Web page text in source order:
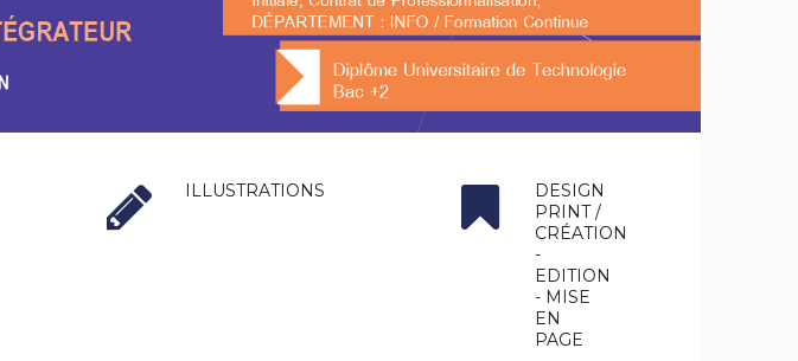
ILLUSTRATIONS
DESIGN
PRINT /
CRÉATION
-
EDITION
- MISE
EN
PAGE